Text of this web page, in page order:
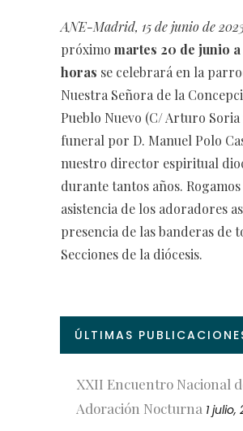
ANE-Madrid, 15 de junio de
próximo martes 20 de junio
horas se celebrará en la
Nuestra Señora de la
Pueblo Nuevo (C/ Arturo Soria
funeral por D. Manuel Polo
nuestro director espiritual
durante tantos años.
asistencia de los adoradores
presencia de las banderas de
Secciones de la diócesis.
ÚLTIMAS
XXII Encuentro Nacional
Adoración Nocturna 1 julio,